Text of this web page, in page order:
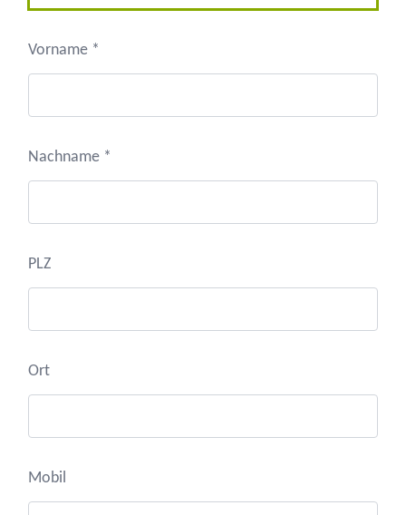
Vorname *
Nachname *
PLZ
Ort
Mobil